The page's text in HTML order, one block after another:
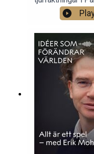
Spanien – vad
Hemingways
de intellektuella
tog avstånd
berättar om en
böcker
Nils Käck.